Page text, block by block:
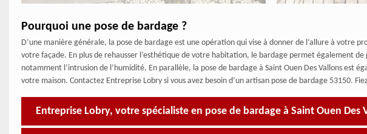
Pourquoi une pose de bardage ?
D’une manière générale, la pose de bardage est une opération qui vise à donner de l’allure à votre
votre façade. En plus de rehausser l’esthétique de votre habitation, le bardage permet également
notamment l’intrusion de l’humidité. En parallèle, la pose de bardage à Saint Ouen Des Vallons est
votre maison. Contactez Entreprise Lobry si vous avez besoin d’un artisan pose de bardage 53150.
Entreprise Lobry, votre spécialiste en pose de bardage à Saint Ouen Des